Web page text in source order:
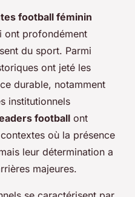
football féminin
ont profondément
du sport. Parmi
ont jeté les
durable, notamment
institutionnels
football ont
où la présence
leur détermination a
majeures.